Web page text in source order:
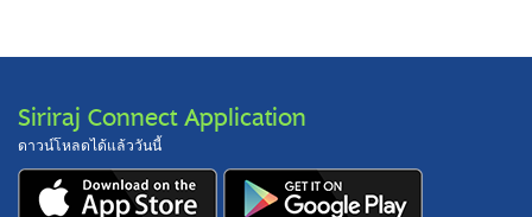
Siriraj Connect Application
ดาวน์โหลดได้แล้ววันนี้